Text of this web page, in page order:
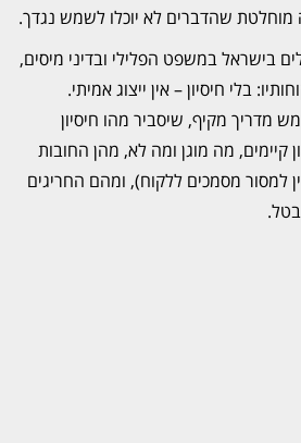
שהדברים לא יוכלו לשמש נגדך.
בישראל במשפט הפלילי ובדיני מיסים,
בלי חיסיון – אין ייצוג אמיתי.
מדריך מקיף, שיסביר מהו חיסיון
קיימים, מה מוגן ומה לא, מהן החובות
למסור מסמכים ללקוח), ומהם החריגים